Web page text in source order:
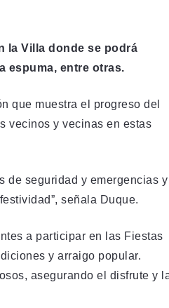
la Villa donde se podrá
espuma, entre otras.
que muestra el progreso del
vecinos y vecinas en estas
de seguridad y emergencias y
señala Duque.
a participar en las Fiestas
y arraigo popular.
asegurando el disfrute y